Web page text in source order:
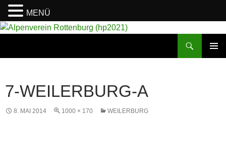
7-WEILERBURG-A
8. MAI 2014 1000 × 170 WEILERBURG
MENÜ